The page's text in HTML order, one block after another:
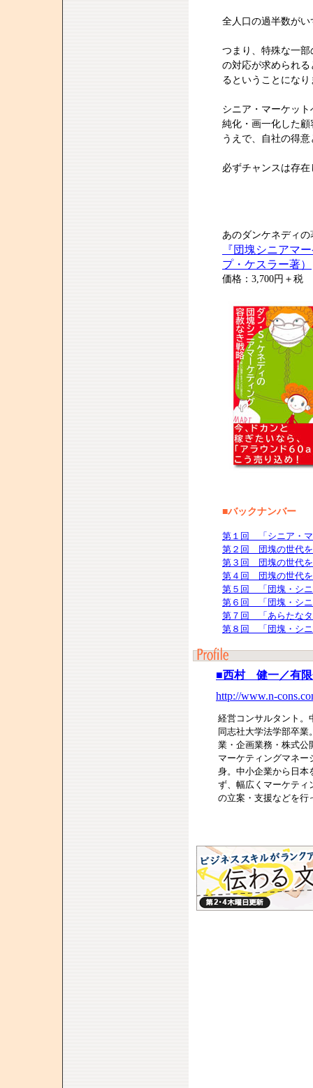
全人口の過半数が
つまり、特殊な一
の対応が求められ
るということになり
シニア・マーケッ
純化・画一化した
うえで、自社の得
必ずチャンスは存在
あのダンケネディ
『団塊シニアマ
プ・ケスラー著）
価格：3,700円＋税
■バックナンバー
第１回 「シニア・
第２回 団塊の世代を
第３回 団塊の世代を
第４回 団塊の世代を
第５回 「団塊・シニ
第６回 「団塊・シニ
第７回 「あらたなタ
第８回 「団塊・シニ
■西村 健一／有
http://www.n-
経営コンサルタント。
同志社大学法学部卒
業・企画業務・株式公
マーケティングマネー
身。中小企業から日本
ず、幅広くマーケティ
の立案・支援などを行